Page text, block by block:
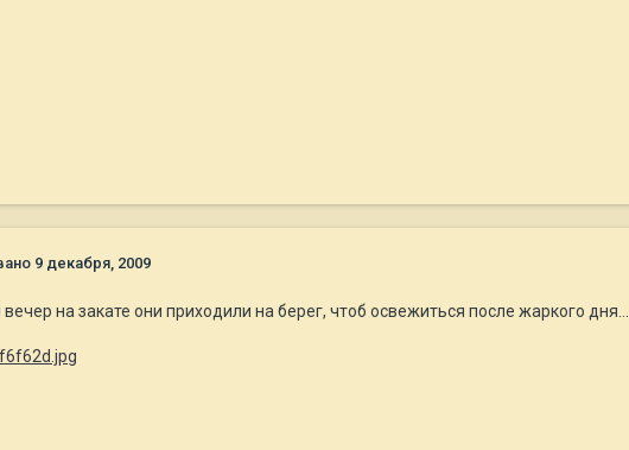
9 декабря, 2009
на закате они приходили на берег, чтоб освежиться после жаркого дня...